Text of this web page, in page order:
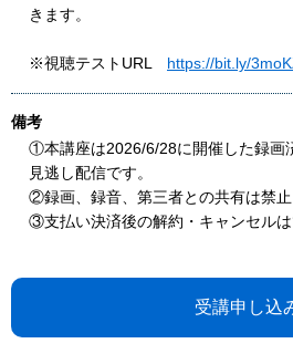
きます。
※視聴テストURL https://bit.ly/
備考
①本講座は2026/6/28に開催した録画
見逃し配信です。
②録画、録音、第三者との共有は禁止
③支払い決済後の解約・キャンセルは
受講申し込